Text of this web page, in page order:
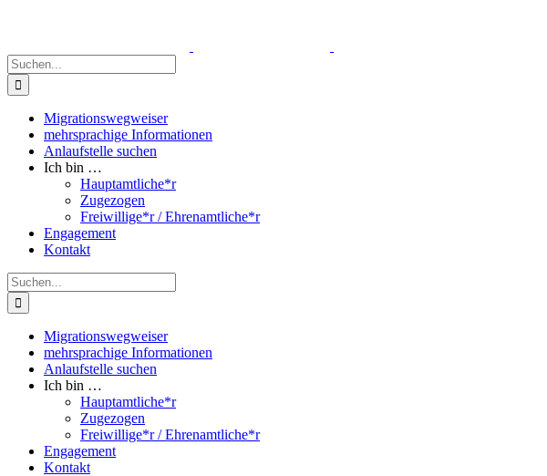
Suche
nach:
Migrationswegweiser
mehrsprachige Informationen
Anlaufstelle suchen
Ich bin …
Hauptamtliche*r
Zugezogen
Freiwillige*r / Ehrenamtliche*r
Engagement
Kontakt
Suche
nach:
Migrationswegweiser
mehrsprachige Informationen
Anlaufstelle suchen
Ich bin …
Hauptamtliche*r
Zugezogen
Freiwillige*r / Ehrenamtliche*r
Engagement
Kontakt